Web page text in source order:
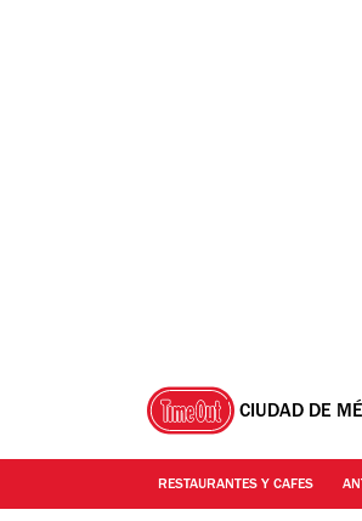
CIUDAD DE
RESTAURANTES Y CAFES